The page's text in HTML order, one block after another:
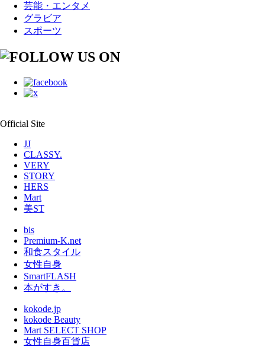
芸能・エンタメ
グラビア
スポーツ
Official Site
JJ
CLASSY.
VERY
STORY
HERS
Mart
美ST
bis
Premium-K.net
和食スタイル
女性自身
SmartFLASH
本がすき。
kokode.jp
kokode Beauty
Mart SELECT SHOP
女性自身百貨店